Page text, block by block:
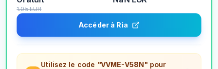
1.05EUR
Accéder à Ria
Utilisez le code "VVME-V58N" pour